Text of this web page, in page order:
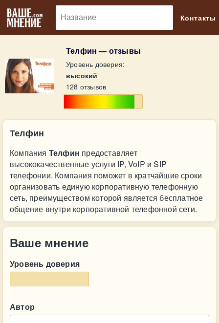
Контакты
Телфин — отзывы
Уровень доверия:
высокий
128 отзывов
Телфин
Компания Телфин предоставляет
высококачественные услуги IP, VoIP и SIP
телефонии. Компания поможет в кратчайшие сроки
организовать единую корпоративную телефонную
сеть, преимуществом которой является бесплатное
общение внутри корпоративной телефонной сети.
Ваше мнение
Уровень доверия
Автор